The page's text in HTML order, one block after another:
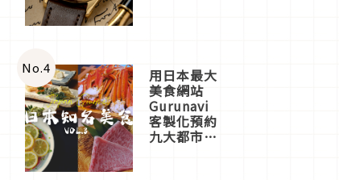
No.4 用日本最大
美食網站
Gurunavi
客製化預約
九大都市餐